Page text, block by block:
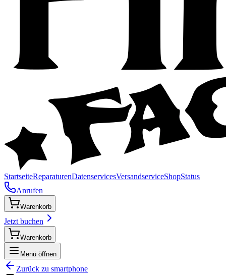
StartseiteReparaturenDatenservicesVersandserviceShopStatus
Anrufen
Warenkorb
Jetzt buchen
Warenkorb
Menü öffnen
Zurück zu smartphone